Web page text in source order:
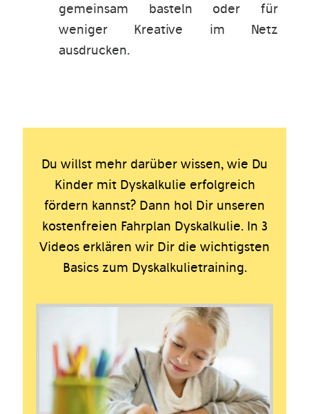
gemeinsam basteln oder für
weniger Kreative im Netz
ausdrucken.
Du willst mehr darüber wissen, wie Du
Kinder mit Dyskalkulie erfolgreich
fördern kannst? Dann hol Dir unseren
kostenfreien Fahrplan Dyskalkulie. In 3
Videos erklären wir Dir die wichtigsten
Basics zum Dyskalkulietraining.